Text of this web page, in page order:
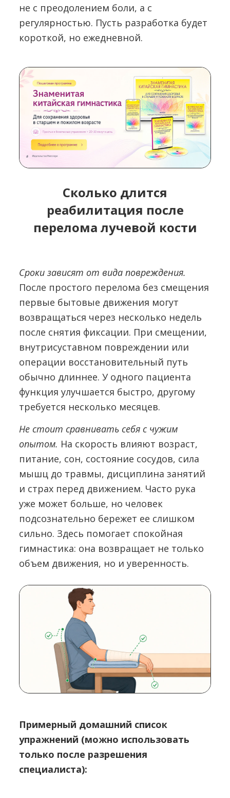
не с преодолением боли, а с
регулярностью. Пусть разработка будет
короткой, но ежедневной.
Сколько длится
реабилитация после
перелома лучевой кости
Сроки зависят от вида повреждения.
После простого перелома без смещения
первые бытовые движения могут
возвращаться через несколько недель
после снятия фиксации. При смещении,
внутрисуставном повреждении или
операции восстановительный путь
обычно длиннее. У одного пациента
функция улучшается быстро, другому
требуется несколько месяцев.
Не стоит сравнивать себя с чужим
опытом. На скорость влияют возраст,
питание, сон, состояние сосудов, сила
мышц до травмы, дисциплина занятий
и страх перед движением. Часто рука
уже может больше, но человек
подсознательно бережет ее слишком
сильно. Здесь помогает спокойная
гимнастика: она возвращает не только
объем движения, но и уверенность.
Примерный домашний список
упражнений (можно использовать
только после разрешения
специалиста):